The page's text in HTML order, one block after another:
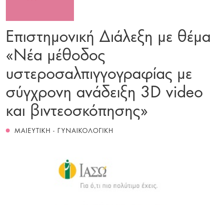
Επιστημονική Διάλεξη με θέμα
«Νέα μέθοδος
υστεροσαλπιγγογραφίας με
σύγχρονη ανάδειξη 3D video
και βιντεοσκόπησης»
ΜΑΙΕΥΤΙΚΗ - ΓΥΝΑΙΚΟΛΟΓΙΚΗ